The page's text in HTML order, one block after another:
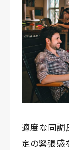
適度な同調
定の緊張感